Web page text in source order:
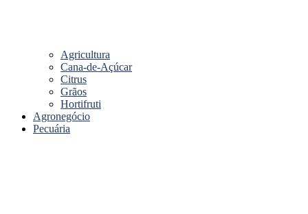
Agricultura
Cana-de-Açúcar
Citrus
Grãos
Hortifruti
Agronegócio
Pecuária